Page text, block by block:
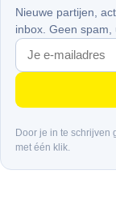
Nieuwe partijen,
inbox. Geen spam,
Door je in te schrijven
met één klik.